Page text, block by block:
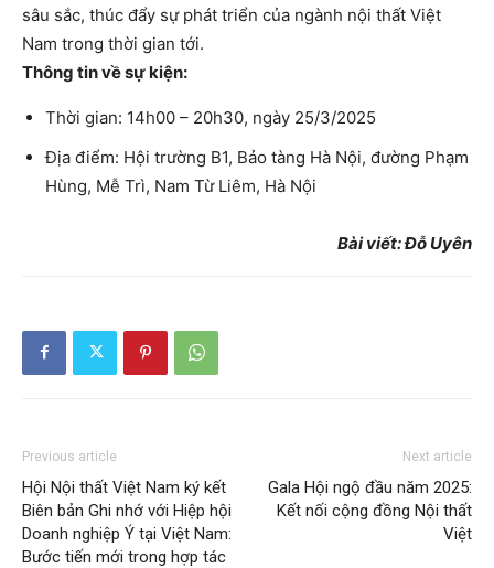
sâu sắc, thúc đẩy sự phát triển của ngành nội thất Việt
Nam trong thời gian tới.
Thông tin về sự kiện:
Thời gian: 14h00 – 20h30, ngày 25/3/2025
Địa điểm: Hội trường B1, Bảo tàng Hà Nội, đường Phạm
Hùng, Mễ Trì, Nam Từ Liêm, Hà Nội
Bài viết: Đỗ Uyên
Previous article
Hội Nội thất Việt Nam ký kết
Biên bản Ghi nhớ với Hiệp hội
Doanh nghiệp Ý tại Việt Nam:
Bước tiến mới trong hợp tác
Next article
Gala Hội ngộ đầu năm 2025:
Kết nối cộng đồng Nội thất
Việt